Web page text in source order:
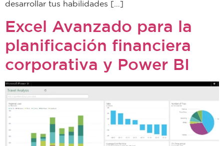
desarrollar tus habilidades […]
Excel Avanzado para la
planificación financiera
corporativa y Power BI